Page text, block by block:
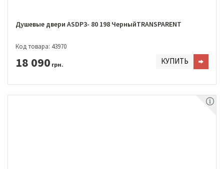
Душевые двери ASDP3- 80 198 ЧерныйTRANSPARENT
Код товара: 43970
18 090 грн. КУПИТЬ